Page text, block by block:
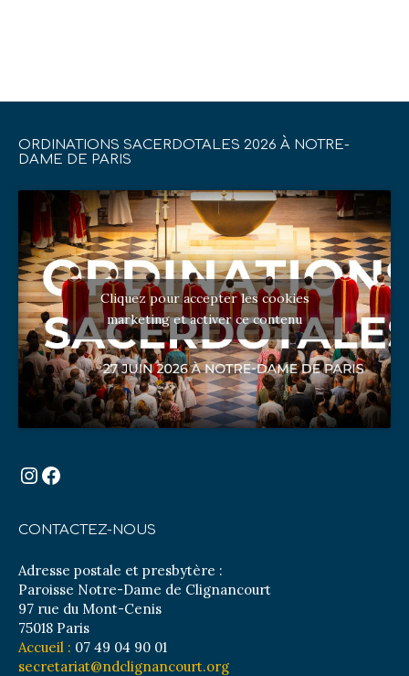
ORDINATIONS SACERDOTALES 2026 À NOTRE-
DAME DE PARIS
Cliquez pour accepter les cookies
marketing et activer ce contenu
Instagram
Facebook
CONTACTEZ-NOUS
Adresse postale et presbytère :
Paroisse Notre-Dame de Clignancourt
97 rue du Mont-Cenis
75018 Paris
Accueil : 07 49 04 90 01
secretariat@ndclignancourt.org